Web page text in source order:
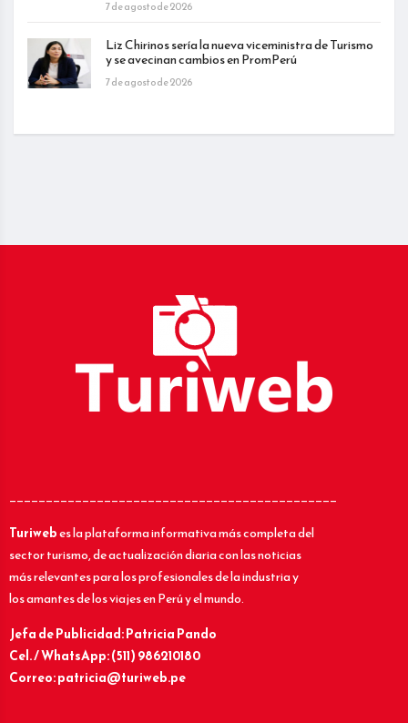
7 de agosto de 2026
Liz Chirinos sería la nueva viceministra de Turismo
y se avecinan cambios en PromPerú
7 de agosto de 2026
_____________________________________________
Turiwebes la plataforma informativa más completa del
sector turismo, de actualización diaria con las noticias
más relevantes para los profesionales de la industria y
los amantes de los viajes en Perú y el mundo.
Jefa de Publicidad: Patricia Pando
Cel. / WhatsApp: (511) 986210180
Correo: patricia@turiweb.pe